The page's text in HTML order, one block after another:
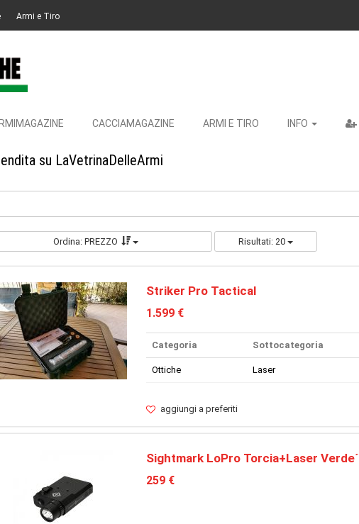
Armi e Tiro
CACCIAMAGAZINE ARMI E TIRO INFO
su LaVetrinaDelleArmi
Ordina: PREZZO Risultati: 20
Striker Pro Tactical
1.599 €
Categoria Sottocategoria
Ottiche Laser
aggiungi a preferiti
Sightmark LoPro Torcia+Laser Verde´
259 €